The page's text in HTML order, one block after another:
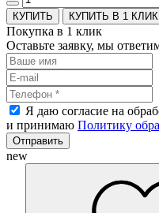
КУПИТЬ В 1 КЛИК
Покупка в 1 клик
Оставьте заявку, мы
Я даю согласие на
и принимаю Политику
Отправить
new